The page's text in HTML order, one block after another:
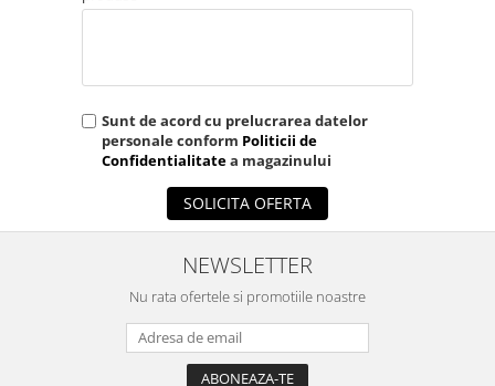
OCT - Tomografe in coerenta
proiectoare de teste
Pulsoximetre
Tensiometre si stetoscoape
Sunt de acord cu prelucrarea datelor
personale conform Politicii de
Confidentialitatea magazinului
SOLICITA OFERTA
NEWSLETTER
Nu rata ofertele si promotiile noastre